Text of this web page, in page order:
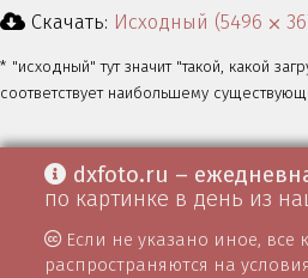
Скачать: Исходный (5496 ⨉
* "исходный" тут значит "такой, какой
соответствует наибольшему
dxfoto.ru –
по картинке в день из
Если не указано иное, все
распространяются на